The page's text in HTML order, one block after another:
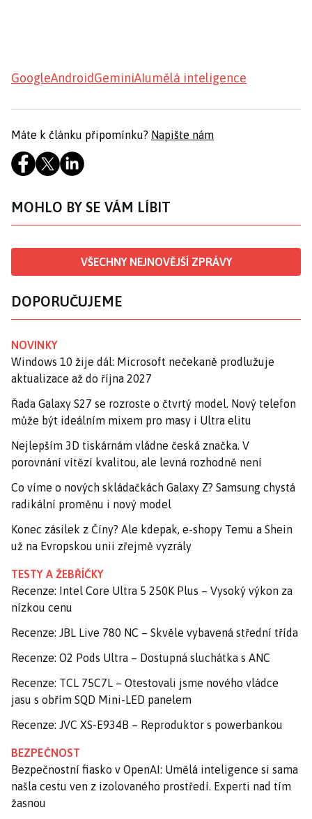
GoogleAndroidGeminiAIumělá inteligence
Máte k článku připomínku? Napište nám
MOHLO BY SE VÁM LÍBIT
VŠECHNY NEJNOVĚJŠÍ ZPRÁVY
DOPORUČUJEME
NOVINKY
Windows 10 žije dál: Microsoft nečekaně prodlužuje
aktualizace až do října 2027
Řada Galaxy S27 se rozroste o čtvrtý model. Nový telefon
může být ideálním mixem pro masy i Ultra elitu
Nejlepším 3D tiskárnám vládne česká značka. V
porovnání vítězí kvalitou, ale levná rozhodně není
Co víme o nových skládačkách Galaxy Z? Samsung chystá
radikální proměnu i nový model
Konec zásilek z Číny? Ale kdepak, e-shopy Temu a Shein
už na Evropskou unii zřejmě vyzrály
TESTY A ŽEBŘÍČKY
Recenze: Intel Core Ultra 5 250K Plus – Vysoký výkon za
nízkou cenu
Recenze: JBL Live 780 NC – Skvěle vybavená střední třída
Recenze: O2 Pods Ultra – Dostupná sluchátka s ANC
Recenze: TCL 75C7L – Otestovali jsme nového vládce
jasu s obřím SQD Mini-LED panelem
Recenze: JVC XS-E934B – Reproduktor s powerbankou
BEZPEČNOST
Bezpečnostní fiasko v OpenAI: Umělá inteligence si sama
našla cestu ven z izolovaného prostředí. Experti nad tím
žasnou